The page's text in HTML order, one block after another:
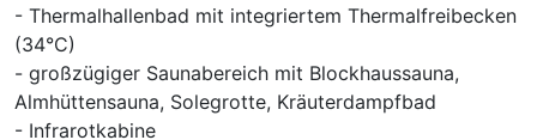
Ausstattung
- Thermalhallenbad mit integriertem Thermalfreibecken
(34°C)
- großzügiger Saunabereich mit Blockhaussauna,
Almhüttensauna, Solegrotte, Kräuterdampfbad
- Infrarotkabine